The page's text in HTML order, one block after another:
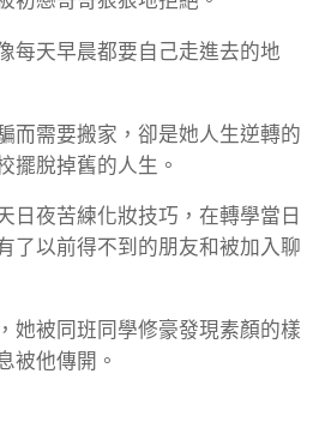
每天早晨都要自己走進去的地
而需要搬家，卻是她人生逆轉的
擺脫掉舊的人生。
日夜苦練化妝技巧，在轉學當日
了以前得不到的朋友和被加入聊
她被同班同學修豪發現素顏的樣
被他傳開。